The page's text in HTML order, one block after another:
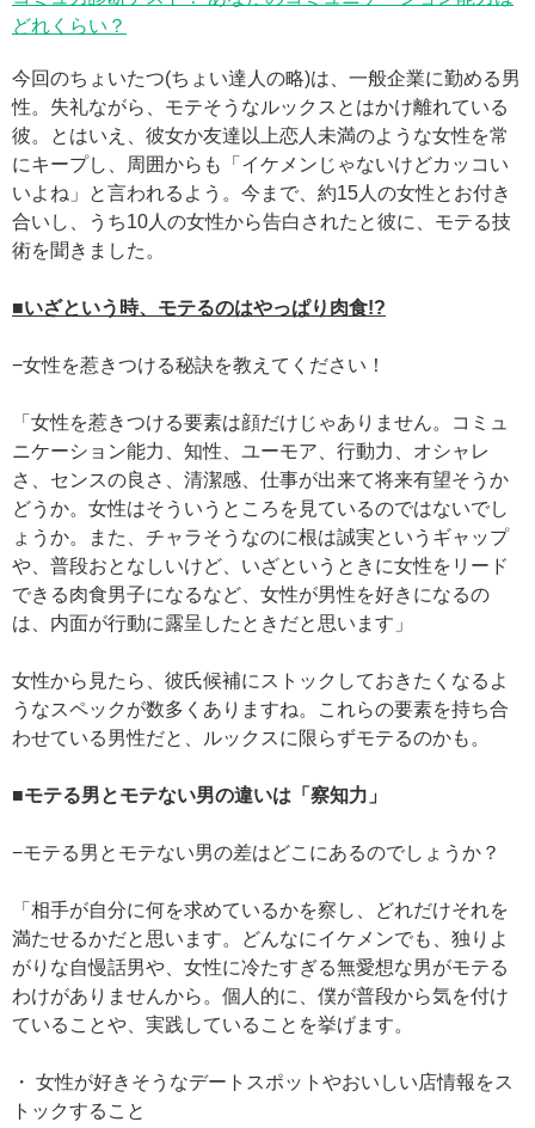
どれくらい？
今回のちょいたつ(ちょい達人の略)は、一般企業に勤める男
性。失礼ながら、モテそうなルックスとはかけ離れている
彼。とはいえ、彼女か友達以上恋人未満のような女性を常
にキープし、周囲からも「イケメンじゃないけどカッコい
いよね」と言われるよう。今まで、約15人の女性とお付き
合いし、うち10人の女性から告白されたと彼に、モテる技
術を聞きました。
■いざという時、モテるのはやっぱり肉食!?
−女性を惹きつける秘訣を教えてください！
「女性を惹きつける要素は顔だけじゃありません。コミュ
ニケーション能力、知性、ユーモア、行動力、オシャレ
さ、センスの良さ、清潔感、仕事が出来て将来有望そうか
どうか。女性はそういうところを見ているのではないでし
ょうか。また、チャラそうなのに根は誠実というギャップ
や、普段おとなしいけど、いざというときに女性をリード
できる肉食男子になるなど、女性が男性を好きになるの
は、内面が行動に露呈したときだと思います」
女性から見たら、彼氏候補にストックしておきたくなるよ
うなスペックが数多くありますね。これらの要素を持ち合
わせている男性だと、ルックスに限らずモテるのかも。
■モテる男とモテない男の違いは「察知力」
−モテる男とモテない男の差はどこにあるのでしょうか？
「相手が自分に何を求めているかを察し、どれだけそれを
満たせるかだと思います。どんなにイケメンでも、独りよ
がりな自慢話男や、女性に冷たすぎる無愛想な男がモテる
わけがありませんから。個人的に、僕が普段から気を付け
ていることや、実践していることを挙げます。
・ 女性が好きそうなデートスポットやおいしい店情報をス
トックすること